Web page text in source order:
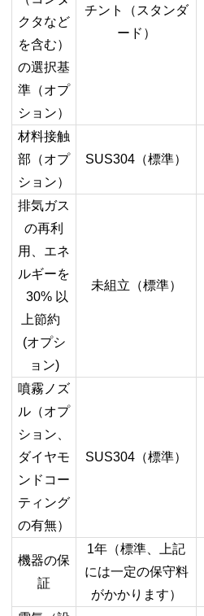
クタなど
を含む）
の選択基
準（オプ
ション）
チント（スタンダ
ード）
材料接触
部（オプ
ション）
SUS304 （標準）
排気ガス
の再利
用、エネ
ルギーを
30% 以
上節約
(オプシ
ョン)
未組立（標準）
噴霧ノズ
ル（オプ
ション、
ダイヤモ
ンドコー
ティング
の有無）
SUS304 （標準）
機器の保
証
1年（標準、上記
には一定の保守料
がかかります）